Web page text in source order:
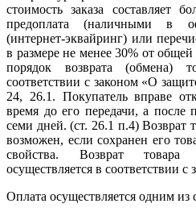
стоимость заказа составляет
предоплата (наличными в
(интернет-эквайринг) или
в размере не менее 30% от общей
порядок возврата (обмена)
соответствии с законом «О
24, 26.1. Покупатель вправе
время до его передачи, а после
семи дней. (ст. 26.1 п.4) Возврат
возможен, если сохранен его
свойства. Возврат товара
осуществляется в соответствии с
Оплата осуществляется одним